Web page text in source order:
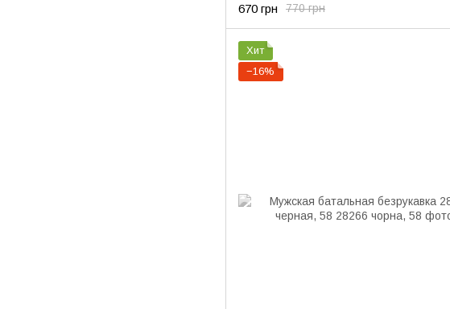
770 грн
670 грн
Хит
−16%